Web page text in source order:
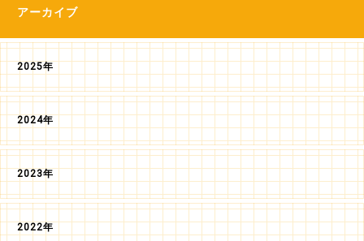
アーカイブ
2025年
2024年
2023年
2022年